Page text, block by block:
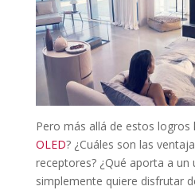
Pero más allá de estos logros
OLED? ¿Cuáles son las
receptores? ¿Qué aporta a un
simplemente quiere disfrutar